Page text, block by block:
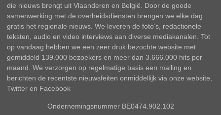
die nieuws brengt uit Vlaanderen en België. Door de goede
samenwerking met de overheidsdiensten brengen we elke dag
gratis het regionale nieuws. We leveren de foto’s, redactionele
teksten, audio en video interviews aan diverse mediakanalen. Tot
op vandaag hebben we een zeer druk bezochte website met
gemiddeld 139.000 bezoekers en meer dan 3.666.000 hits per
maand. We verzorgen op regelmatige basis een mailing en
berichten de recentste nieuwsfeiten onmiddellijk via onze website,
Twitter en Facebook
Ondernemingsnummer BE0474.902.102